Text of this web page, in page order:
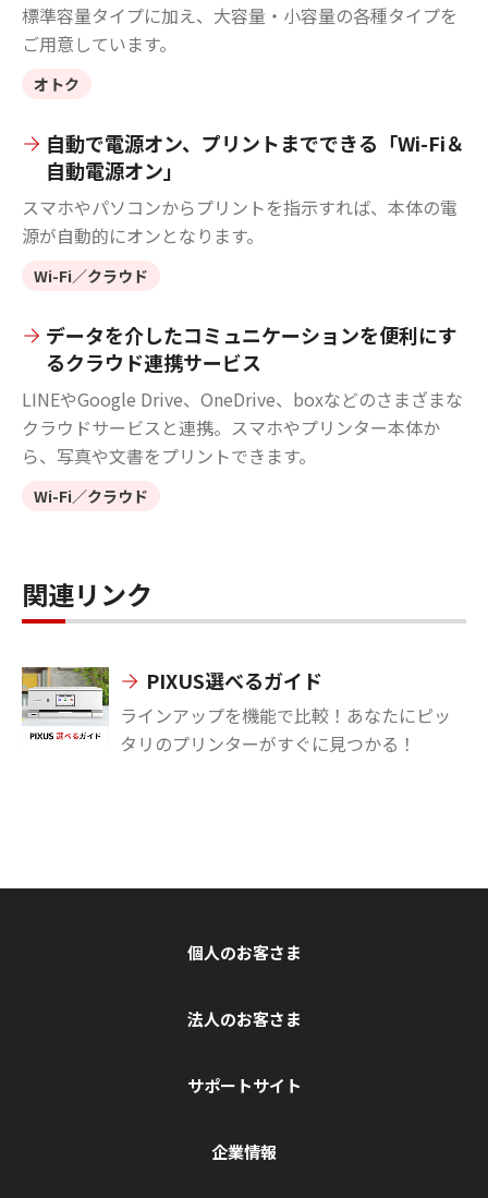
標準容量タイプに加え、大容量・小容量の各種タイプを
ご用意しています。
オトク
自動で電源オン、プリントまでできる「Wi-Fi＆
自動電源オン」
スマホやパソコンからプリントを指示すれば、本体の電
源が自動的にオンとなります。
Wi-Fi／クラウド
データを介したコミュニケーションを便利にす
るクラウド連携サービス
LINEやGoogle Drive、OneDrive、boxなどのさまざまな
クラウドサービスと連携。スマホやプリンター本体か
ら、写真や文書をプリントできます。
Wi-Fi／クラウド
関連リンク
PIXUS選べるガイド
ラインアップを機能で比較！あなたにピッ
タリのプリンターがすぐに見つかる！
個人のお客さま
法人のお客さま
サポートサイト
企業情報